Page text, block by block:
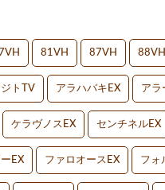
81VH 87VH 88VH
トTV アラハバキEX アラ
ケラヴノスEX センチネルEX
EX ファロオースEX フォ